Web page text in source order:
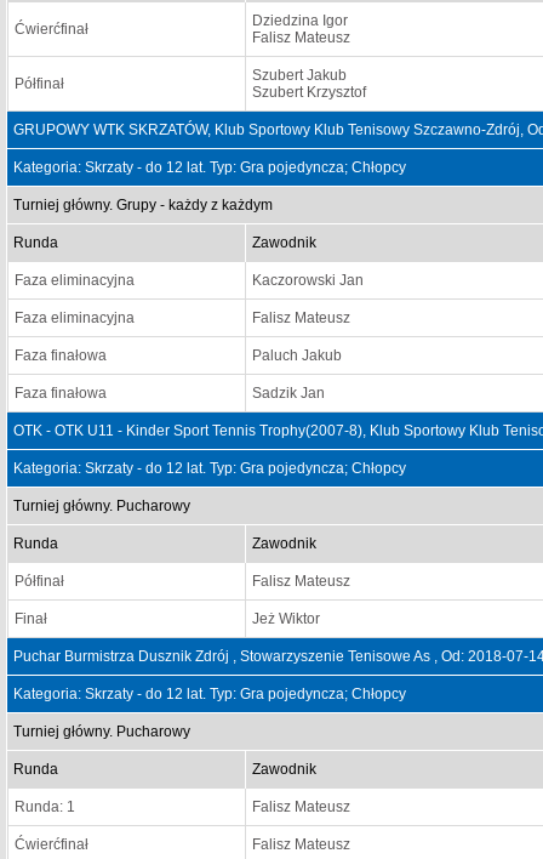
Ćwierćfinał
Dziedzina Igor
Falisz Mateusz
Półfinał
Szubert Jakub
Szubert Krzysztof
GRUPOWY WTK SKRZATÓW, Klub Sportowy Klub Tenisowy Szczawno-Zdrój,
Kategoria: Skrzaty - do 12 lat. Typ: Gra pojedyncza; Chłopcy
Turniej główny. Grupy - każdy z każdym
Runda Zawodnik
Faza eliminacyjna Kaczorowski Jan
Faza eliminacyjna Falisz Mateusz
Faza finałowa Paluch Jakub
Faza finałowa Sadzik Jan
OTK - OTK U11 - Kinder Sport Tennis Trophy(2007-8), Klub Sportowy Klub
Kategoria: Skrzaty - do 12 lat. Typ: Gra pojedyncza; Chłopcy
Turniej główny. Pucharowy
Runda Zawodnik
Półfinał Falisz Mateusz
Finał Jeż Wiktor
Puchar Burmistrza Dusznik Zdrój , Stowarzyszenie Tenisowe As , Od: 2018-07-
Kategoria: Skrzaty - do 12 lat. Typ: Gra pojedyncza; Chłopcy
Turniej główny. Pucharowy
Runda Zawodnik
Runda: 1 Falisz Mateusz
Ćwierćfinał Falisz Mateusz